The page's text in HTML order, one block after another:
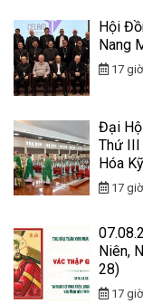
Hội
Nang
17
Đại
Thứ III
Hóa
17
Niên,
28)
17